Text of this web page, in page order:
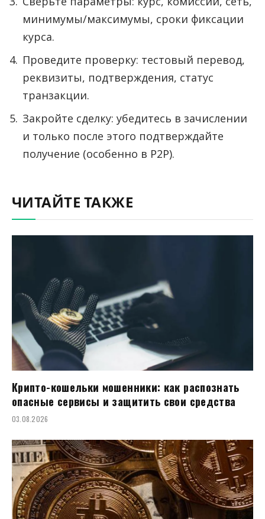
минимумы/максимумы, сроки фиксации
курса.
Проведите проверку: тестовый перевод,
реквизиты, подтверждения, статус
транзакции.
Закройте сделку: убедитесь в зачислении
и только после этого подтверждайте
получение (особенно в P2P).
ЧИТАЙТЕ ТАКЖЕ
Крипто-кошельки мошенники: как распознать
опасные сервисы и защитить свои средства
03.08.2026